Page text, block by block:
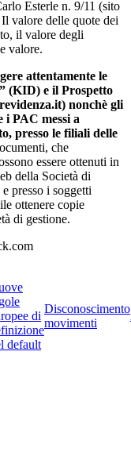
Esterle n. 9/11 (sito
valore delle quote dei
il valore degli
valore.
attentamente le
(KID) e il Prospetto
nonchè gli
PAC messi a
presso le filiali delle
che
essere ottenuti in
della Società di
presso i soggetti
ottenere copie
di gestione.
di
default
Disconoscimento
movimenti